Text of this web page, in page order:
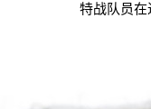
特战队员在